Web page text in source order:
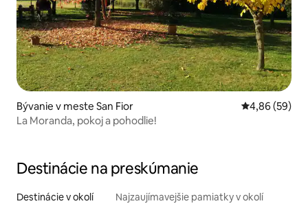
Bývanie v meste San Fior Priemerné
4,86 (59)
La Moranda, pokoj a pohodlie!
Destinácie na preskúmanie
Destinácie v okolí Najzaujímavejšie pamiatky v okolí